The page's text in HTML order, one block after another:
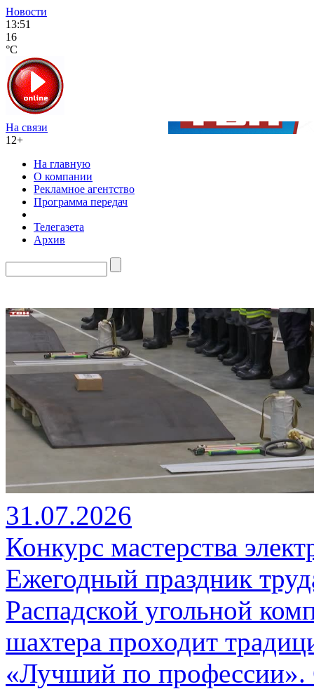
Новости
13:51
16
°C
На связи
12+
На главную
О компании
Рекламное агентство
Программа передач
Телегазета
Архив
31.07.2026
Конкурс мастерства
Ежегодный праздник
Распадской угольной
шахтера проходит
«Лучший по